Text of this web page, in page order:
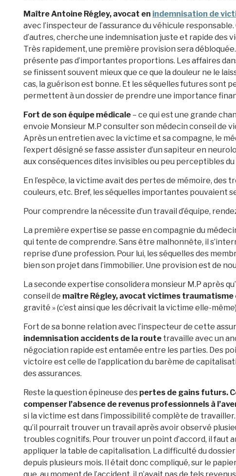
Maître Antoine Régley, avocat en indemnisation de
avec l’inspecteur de l’assurance du véhicule
d’autres, cherche une indemnisation juste et rapide des
Très rapidement, une première provision sera
présente pas d’importantes proportions. Les affaires
se finissent souvent mieux que ce que la douleur ne le
cas, la guérison est bonne. Et les séquelles futures sont
permettent à un dossier de prendre une importance
Fort de son équipe médicale – ce qui est une grande
envoie Monsieur M.P consulter son médecin conseil de
Après un entretien avec la victime et sa compagne, le
l’expert désigné se fasse assister d’un sapiteur en
aux conséquences dites invisibles ou peu perceptibles
En l’espèce, la victime avait des pertes de mémoire, des
couleurs, etc. Bref, les séquelles importantes pouvaient
Pour comprendre la nécessite d’un travail d’équipe,
La première expertise se passe en compagnie du
qui tente de comprendre. Sans être malhonnête, il
reprise d’une profession. Pour lui, les séquelles des
bien son projet dans l’immobilier. Une provision est de
La seconde expertise consolidera monsieur M.P après
conseil de maître Régley, avocat victimes traumatisme
gravité » (c’est ainsi que les décrivait la victime elle-
Fort de sa bonne relation avec l’inspecteur de cette
indemnisation accidents de la route travaille avec un
négociation rapide est entamée entre les parties. Des
victoire est celle de l’application du barème de
des assurances.
Reste la question épineuse des pertes de gains futurs.
compenser l’absence de revenus professionnels à
si la victime est dans l’impossibilité complète de travailler.
qu’il pourrait trouver un travail après avoir observé
troubles cognitifs. Pour trouver un point d’accord, il
appliquer la table de capitalisation. La difficulté du
depuis plusieurs mois. Il était donc compliqué, sur le
que, au moment de l’accident, il n’avait pas de tels